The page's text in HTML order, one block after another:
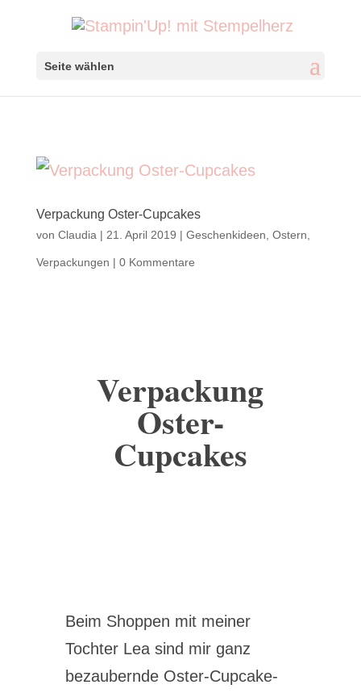
Seite wählen
Verpackung Oster-Cupcakes
von Claudia | 21. April 2019 | Geschenkideen Ostern
Verpackungen | 0 Kommentare
Verpackung
Oster-
Cupcakes
Beim Shoppen mit meiner
Tochter Lea sind mir ganz
bezaubernde Oster-Cupcake-